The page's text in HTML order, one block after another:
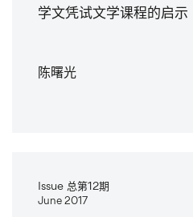
学文凭试文学课程的启示
陈曙光
Issue 总第12期
June 2017